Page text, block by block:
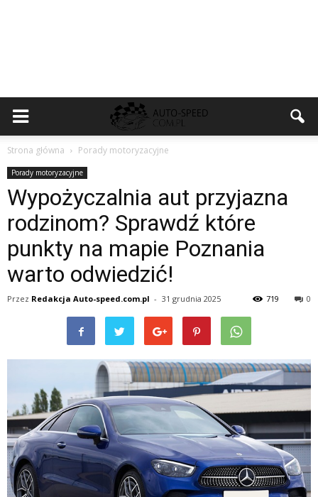
Strona główna Porady motoryzacyjne
Porady motoryzacyjne
Wypożyczalnia aut przyjazna
rodzinom? Sprawdź które
punkty na mapie Poznania
warto odwiedzić!
Przez Redakcja Auto-speed.com.pl - 31 grudnia 2025 0
719